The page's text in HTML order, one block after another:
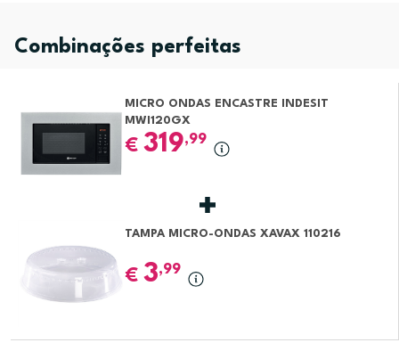
Combinações perfeitas
MICRO ONDAS ENCASTRE INDESIT
MWI120GX
€ 319,99
TAMPA MICRO-ONDAS XAVAX 110216
€ 3,99